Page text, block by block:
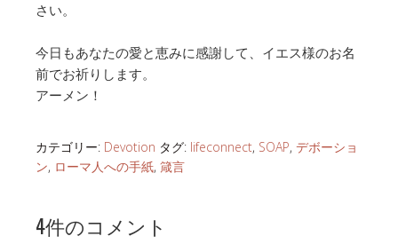
さい。
今日もあなたの愛と恵みに感謝して、イエス様のお名
前でお祈りします。
アーメン！
カテゴリー: Devotion タグ: lifeconnect, SOAP, デボーショ
ン, ローマ人への手紙, 箴言
4件のコメント